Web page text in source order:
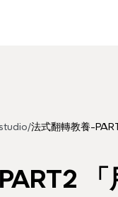
/法式翻轉教養-